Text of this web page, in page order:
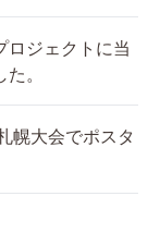
ロジェクトに当
。
幌大会でポスタ